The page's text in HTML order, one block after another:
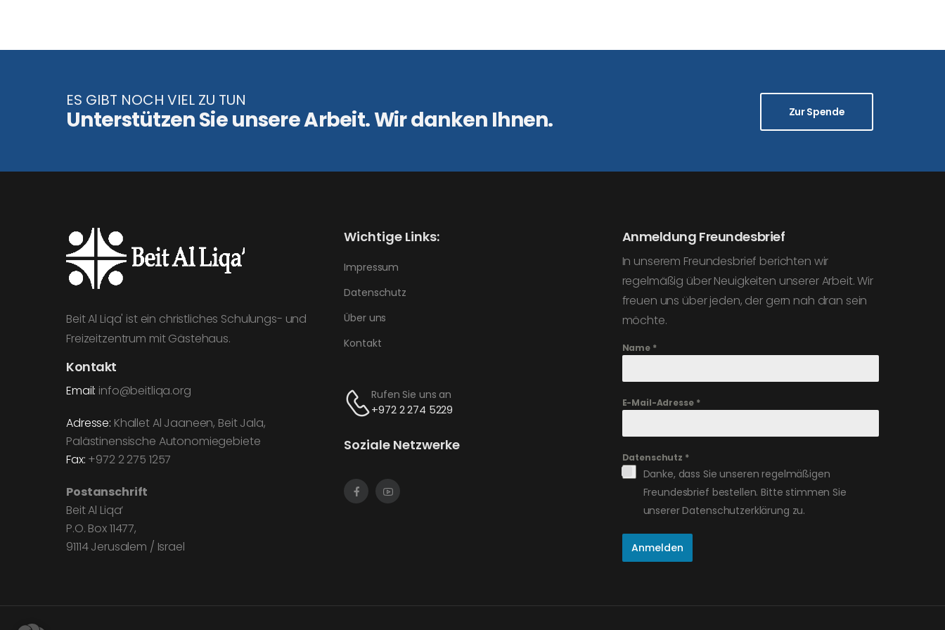
ES GIBT NOCH VIEL ZU TUN
Unterstützen Sie unsere Arbeit. Wir danken Ihnen. Zur Spende
Beit Al Liqa' ist ein christliches Schulungs- und
Freizeitzentrum mit Gästehaus.
Kontakt
Email: info@beitliqa.org
Adresse: Khallet Al Jaaneen, Beit Jala,
Palästinensische Autonomiegebiete
Fax: +972 2 275 1257
Postanschrift
Beit Al Liqa‘
P.O. Box 11477,
91114 Jerusalem / Israel
Wichtige Links:
Impressum
Datenschutz
Über uns
Kontakt
Rufen Sie uns an
+972 2 274 5229
Soziale Netzwerke
Anmeldung Freundesbrief
In unserem Freundesbrief berichten wir
regelmäßig über Neuigkeiten unserer Arbeit. Wir
freuen uns über jeden, der gern nah dran sein
möchte.
Name *
E-Mail-Adresse *
Datenschutz *
Danke, dass Sie unseren regelmäßigen
Freundesbrief bestellen. Bitte stimmen Sie
unserer Datenschutzerklärung zu.
Anmelden